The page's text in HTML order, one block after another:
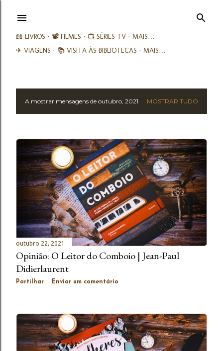
📖 LIVROS 📽️ FILMES 📺 SÉRIES TV
MAIS…
✈ VIAGENS
📚︎ VISITA ÀS BIBLIOTECAS MAIS…
M
n
s
a
e
n
s
A mostrar mensagens de outubro, 2021 MOSTRAR TUDO
outubro 22, 2021
Opinião: O Leitor do Comboio | Jean-Paul
Didierlaurent
Partilhar Enviar um comentário